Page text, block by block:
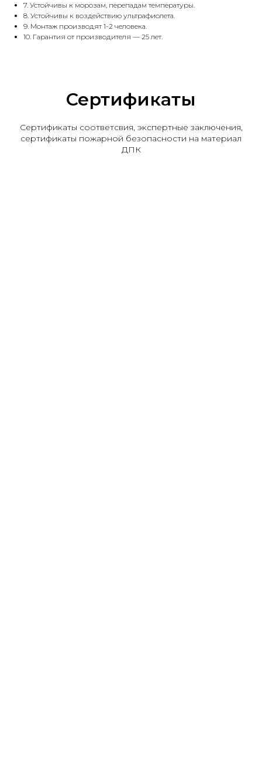
7. Устойчивы к морозам, перепадам температуры.
8. Устойчивы к воздействию ультрафиолета.
9. Монтаж производят 1-2 человека.
10. Гарантия от производителя — 25 лет.
Сертификаты
Сертификаты соответсвия, экспертные заключения,
сертификаты пожарной безопасности на материал
ДПК